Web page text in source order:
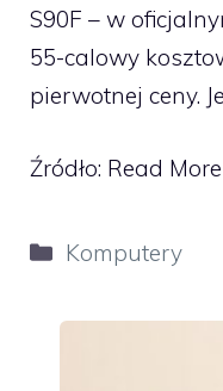
S90F – w
55-calowy
pierwotnej ceny.
Źródło: Read More
Kategorie
Komputery